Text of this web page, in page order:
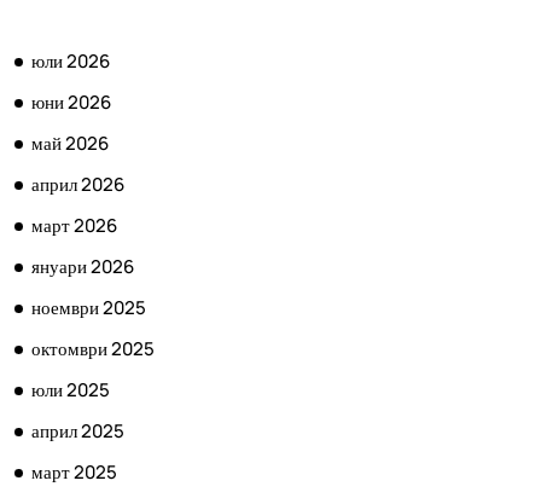
юли 2026
юни 2026
май 2026
април 2026
март 2026
януари 2026
ноември 2025
октомври 2025
юли 2025
април 2025
март 2025